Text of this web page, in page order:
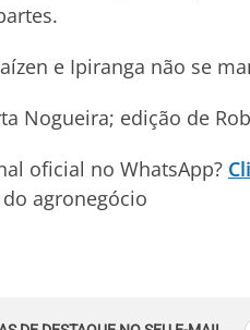
e Ipiranga não se
Nogueira; edição de
oficial no WhatsApp?
agronegócio